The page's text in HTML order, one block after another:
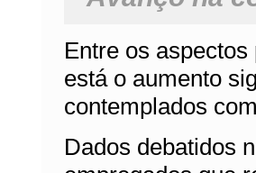
Entre os
está o aumento
contemplados
Dados debatidos